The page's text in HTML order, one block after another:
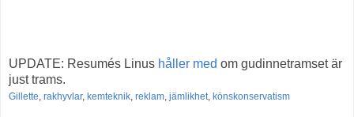
UPDATE: Resumés Linus håller med om gudinnetramset är
just trams.
Gillette, rakhyvlar, kemteknik, reklam, jämlikhet, könskonservatism